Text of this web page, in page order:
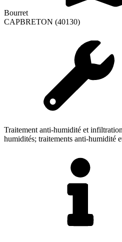
Bourret
CAPBRETON (40130)
Traitement anti-humidité et
humidités; traitements anti-humidité